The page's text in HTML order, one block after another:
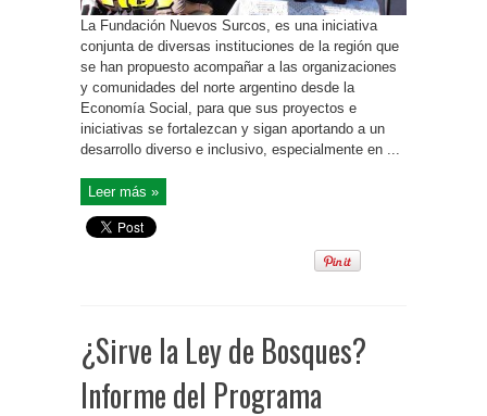
La Fundación Nuevos Surcos, es una iniciativa
conjunta de diversas instituciones de la región que
se han propuesto acompañar a las organizaciones
y comunidades del norte argentino desde la
Economía Social, para que sus proyectos e
iniciativas se fortalezcan y sigan aportando a un
desarrollo diverso e inclusivo, especialmente en ...
Leer más »
¿Sirve la Ley de Bosques?
Informe del Programa